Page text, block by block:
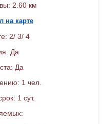
2.60 км
на карте
2/ 3/ 4
Да
Да
1 чел.
1 сут.